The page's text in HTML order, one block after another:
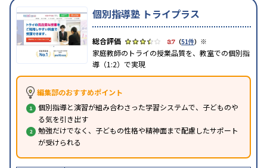
個別指導塾 トライプラス
3.7 （51件） ※
家庭教師のトライの授業品質を、教室での個別指
導（1:2）で実現
編集部のおすすめポイント
個別指導と演習が組み合わさった学習システムで、子どものや
る気を引き出す
勉強だけでなく、子どもの性格や精神面まで配慮したサポート
が受けられる